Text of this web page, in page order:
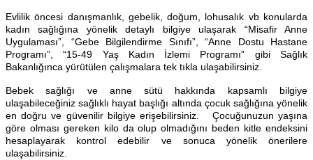
Evlilik öncesi danışmanlık, gebelik, doğum, lohusalık vb konularda
kadın sağlığına yönelik detaylı bilgiye ulaşarak “Misafir Anne
Uygulaması”, “Gebe Bilgilendirme Sınıfı”, “Anne Dostu Hastane
Programı”, “15-49 Yaş Kadın İzlemi Programı” gibi Sağlık
Bakanlığınca yürütülen çalışmalara tek tıkla ulaşabilirsiniz.
Bebek sağlığı ve anne sütü hakkında kapsamlı bilgiye
ulaşabileceğiniz sağlıklı hayat başlığı altında çocuk sağlığına yönelik
en doğru ve güvenilir bilgiye erişebilirsiniz. Çocuğunuzun yaşına
göre olması gereken kilo da olup olmadığını beden kitle endeksini
hesaplayarak kontrol edebilir ve sonuca yönelik önerilere
ulaşabilirsiniz.